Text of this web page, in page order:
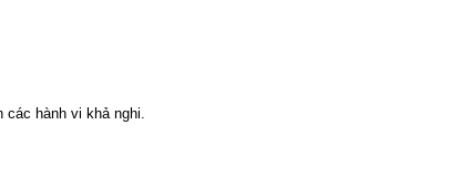
các hành vi khả nghi.